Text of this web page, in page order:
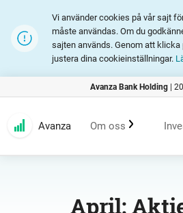
Vi använder cookies på vår sajt
måste användas. Om du
sajten används. Genom att
justera dina cookieinställningar.
Avanza Bank Holding |
Avanza Om oss
April: